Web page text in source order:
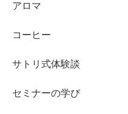
アロマ
コーヒー
サトリ式体験談
セミナーの学び